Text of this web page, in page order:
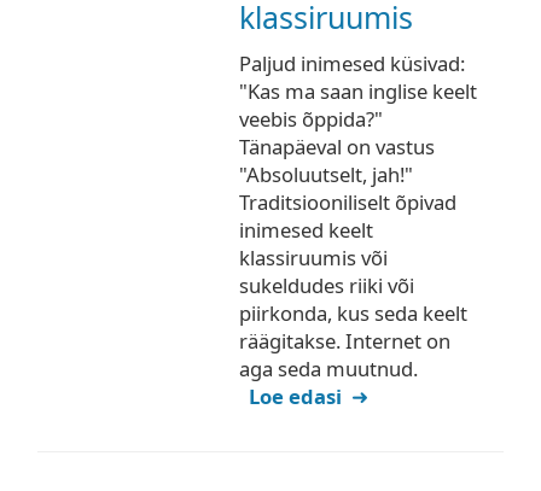
klassiruumis
Paljud inimesed küsivad:
"Kas ma saan inglise keelt
veebis õppida?"
Tänapäeval on vastus
"Absoluutselt, jah!"
Traditsiooniliselt õpivad
inimesed keelt
klassiruumis või
sukeldudes riiki või
piirkonda, kus seda keelt
räägitakse. Internet on
aga seda muutnud.
Loe edasi